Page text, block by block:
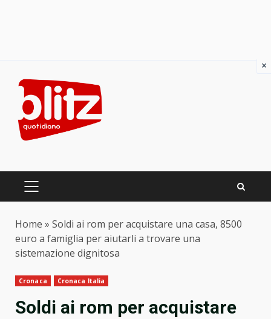
content
PRIMARY
Home » Soldi ai rom per acquistare una casa, 8500
euro a famiglia per aiutarli a trovare una
sistemazione dignitosa
Cronaca Cronaca Italia
Soldi ai rom per acquistare
×